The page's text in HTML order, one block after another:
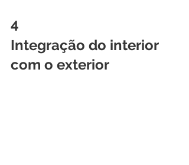
4
Integração do interior
com o exterior